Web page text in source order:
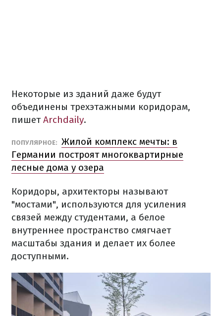
Некоторые из зданий даже будут
объединены трехэтажными коридорам,
пишетArchdaily.
ПОПУЛЯРНОЕ: Жилой комплекс мечты: в
Германии построят многоквартирные
лесные дома у озера
Коридоры, архитекторы называют
"мостами", используются для усиления
связей между студентами, а белое
внутреннее пространство смягчает
масштабы здания и делает их более
доступными.